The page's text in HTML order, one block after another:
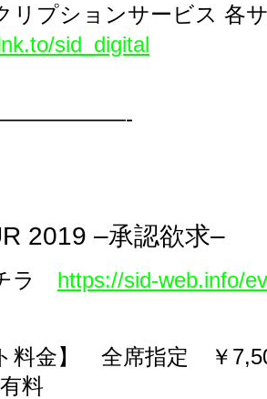
リプションサービス 各
sid_digital
2019 –承認欲求–
ラ https://sid-web.info/
料金】 全席指定 ￥
料